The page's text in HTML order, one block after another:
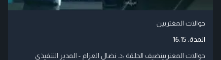
حوالات المغتربين
المدة: 16:15
حوالات المغتربينضيف الحلقة :د. نضال العزام - المدير التنفيذي